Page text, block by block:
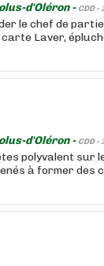
d'Oléron - CDD -
le chef de
Laver,
d'Oléron - CDD -
polyvalent sur
à former des